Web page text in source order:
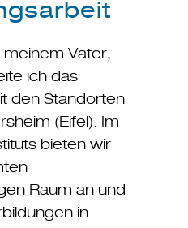
Vater,
ich das
den Standorten
(Eifel). Im
bieten wir
Raum an und
in